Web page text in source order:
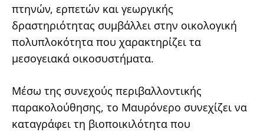
πτηνών, ερπετών και γεωργικής
δραστηριότητας συμβάλλει στην οικολογική
πολυπλοκότητα που χαρακτηρίζει τα
μεσογειακά οικοσυστήματα.
Μέσω της συνεχούς περιβαλλοντικής
παρακολούθησης, το Μαυρόνερο συνεχίζει να
καταγράφει τη βιοποικιλότητα που